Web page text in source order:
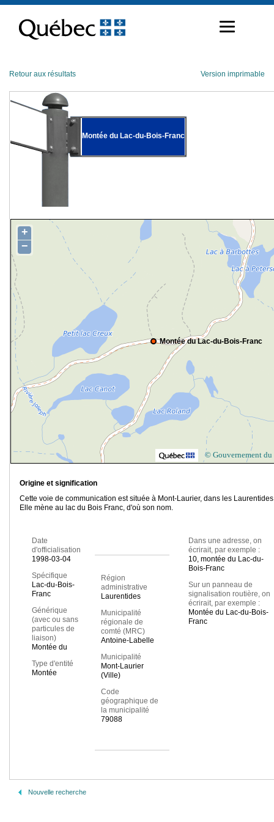
contenu
Retour aux résultats Version imprimable
Montée du Lac-du-Bois-Franc
Montée du Lac-du-Bois-Franc
+
−
© Gouvernement du
Origine et signification
Cette voie de communication est située à Mont-Laurier, dans les
Elle mène au lac du Bois Franc, d'où son nom.
Date
d'officialisation
1998-03-04
Spécifique
Lac-du-Bois-
Franc
Générique
(avec ou sans
particules de
liaison)
Montée du
Type d'entité
Montée
Région
administrative
Laurentides
Municipalité
régionale de
comté (MRC)
Antoine-Labelle
Municipalité
Mont-Laurier
(Ville)
Code
géographique de
la municipalité
79088
Dans une adresse, on
écrirait, par exemple :
10, montée du Lac-du-
Bois-Franc
Sur un panneau de
signalisation routière, on
écrirait, par exemple :
Montée du Lac-du-Bois-
Franc
Nouvelle recherche